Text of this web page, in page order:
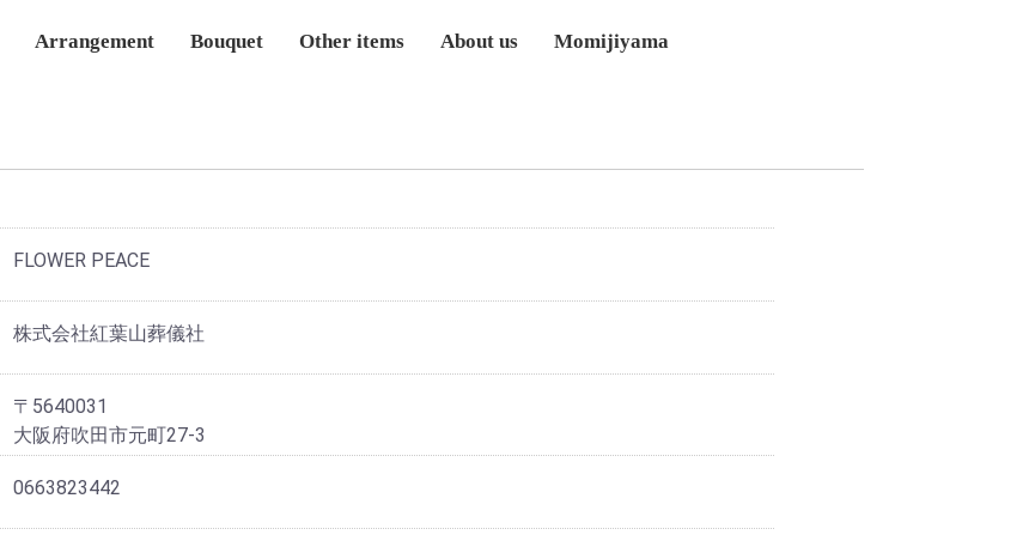
Arrangement Bouquet Other items About us Momijiyama
FLOWER PEACE
株式会社紅葉山葬儀社
〒5640031
大阪府吹田市元町27-3
0663823442